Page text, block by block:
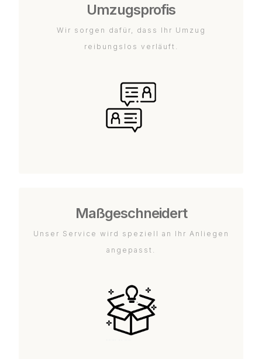
Umzugsprofis
Wir sorgen dafür, dass Ihr Umzug
reibungslos verläuft.
Maßgeschneidert
Unser Service wird speziell an Ihr Anliegen
angepasst.